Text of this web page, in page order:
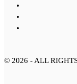
© 2026 - ALL